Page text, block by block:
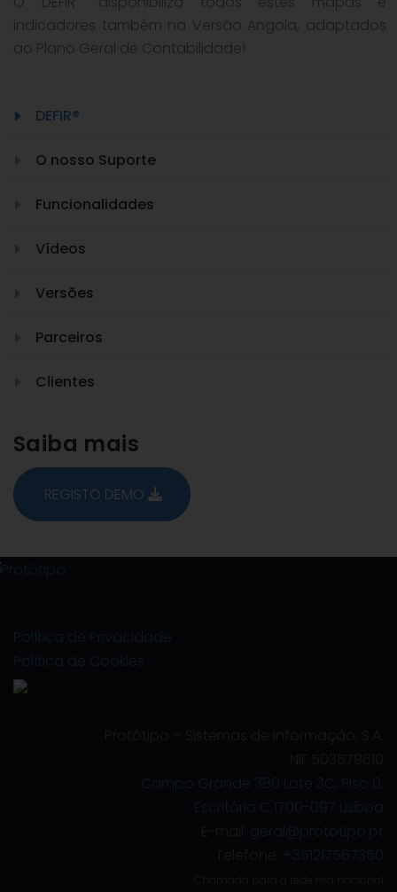
indicadores também na Versão Angola, adaptados
ao Plano Geral de Contabilidade!
DEFIR®
O nosso Suporte
Funcionalidades
Vídeos
Versões
Parceiros
Clientes
Saiba mais
REGISTO DEMO
Política de Privacidade
Política de Cookies
Campo Grande 380 Lote 3C, Piso 0,
Escritório C 1700-097 Lisboa
geral@prototipo.pt
+351217567350